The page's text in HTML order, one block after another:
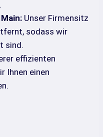
Unser Firmensitz
sodass wir
sind.
effizienten
Ihnen einen